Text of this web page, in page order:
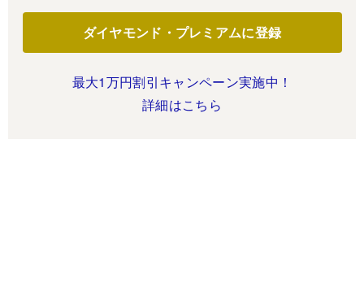
ダイヤモンド・プレミアムに登録
最大1万円割引キャンペーン実施中！
詳細はこちら